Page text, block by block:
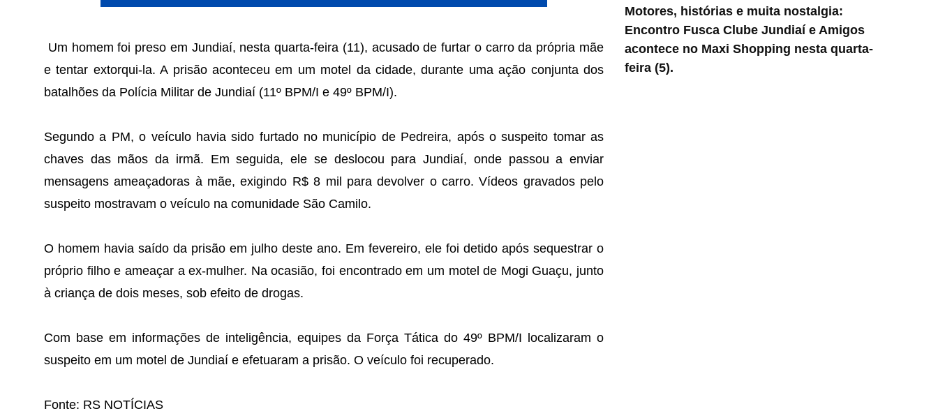
Um homem foi preso em Jundiaí, nesta quarta-feira (11), acusado de furtar o carro da própria mãe
e tentar extorqui-la. A prisão aconteceu em um motel da cidade, durante uma ação conjunta dos
batalhões da Polícia Militar de Jundiaí (11º BPM/I e 49º BPM/I).
Segundo a PM, o veículo havia sido furtado no município de Pedreira, após o suspeito tomar as
chaves das mãos da irmã. Em seguida, ele se deslocou para Jundiaí, onde passou a enviar
mensagens ameaçadoras à mãe, exigindo R$ 8 mil para devolver o carro. Vídeos gravados pelo
suspeito mostravam o veículo na comunidade São Camilo.
O homem havia saído da prisão em julho deste ano. Em fevereiro, ele foi detido após sequestrar o
próprio filho e ameaçar a ex-mulher. Na ocasião, foi encontrado em um motel de Mogi Guaçu, junto
à criança de dois meses, sob efeito de drogas.
Com base em informações de inteligência, equipes da Força Tática do 49º BPM/I localizaram o
suspeito em um motel de Jundiaí e efetuaram a prisão. O veículo foi recuperado.
Fonte: RS NOTÍCIAS
Motores, histórias e muita nostalgia:
Encontro Fusca Clube Jundiaí e Amigos
acontece no Maxi Shopping nesta quarta-
feira (5).